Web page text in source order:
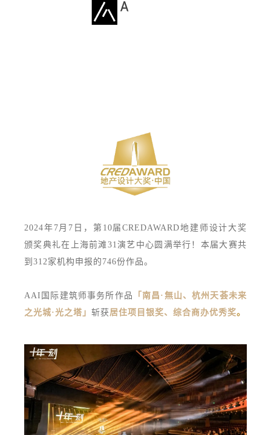
2024年7月7日，第10届CREDAWARD地建师设计大奖
颁奖典礼在上海前滩31演艺中心圆满举行！本届大赛共
到312家机构申报的746份作品。
AAI国际建筑师事务所作品
「南昌·無山、杭州天荟未来
之光城·光之塔」 斩获居住项目银奖、综合商办优秀奖。